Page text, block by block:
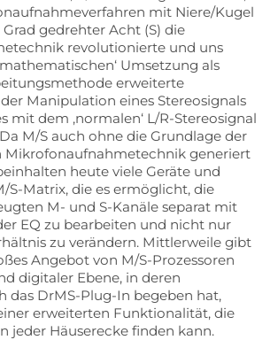
mit Niere/Kugel
gedrehter Acht (S) die
revolutionierte und uns
Umsetzung als
erweiterte
Manipulation eines Stereosignals
mit dem ‚normalen‘ L/R-Stereosignal
M/S auch ohne die Grundlage der
Mikrofonaufnahmetechnik generiert
heute viele Geräte und
S-Matrix, die es ermöglicht, die
M- und S-Kanäle separat mit
EQ zu bearbeiten und nicht nur
zu verändern. Mittlerweile gibt
Angebot von M/S-Prozessoren
digitaler Ebene, in deren
das DrMS-Plug-In begeben hat,
erweiterten Funktionalität, die
jeder Häuserecke finden kann.